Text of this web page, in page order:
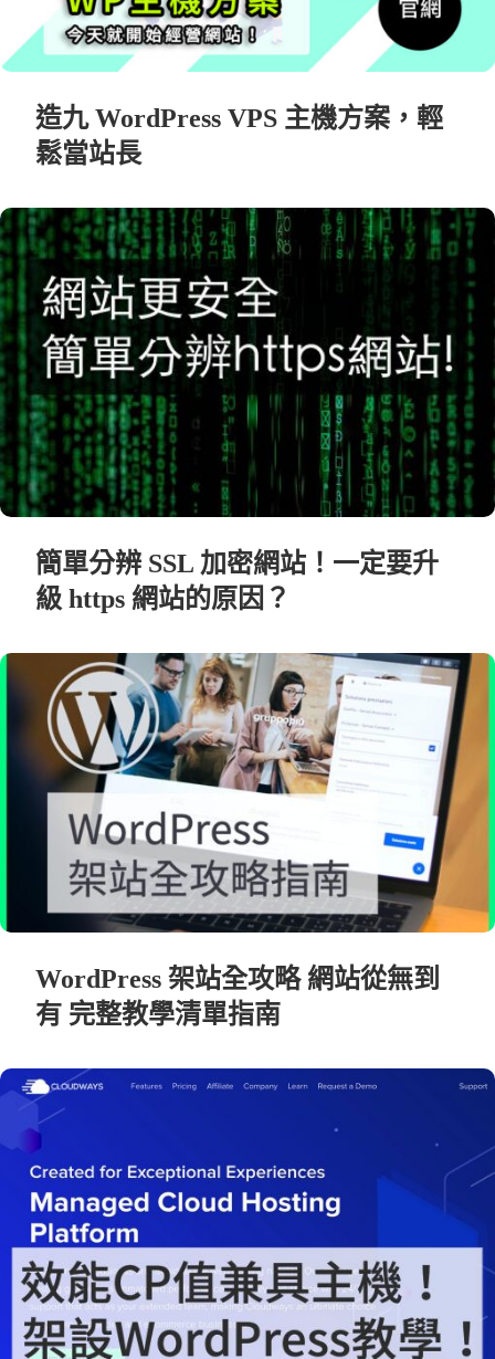
造九 WordPress VPS 主機方案，輕
鬆當站長
簡單分辨 SSL 加密網站！一定要升
級 https 網站的原因？
WordPress 架站全攻略 網站從無到
有 完整教學清單指南